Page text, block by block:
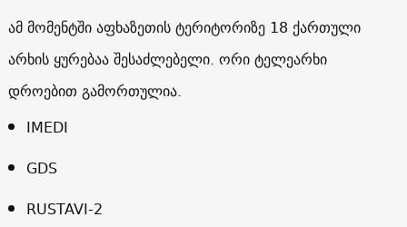
ამ მომენტში აფხაზეთის ტერიტორიზე 18 ქართული
არხის ყურებაა შესაძლებელი. ორი ტელეარხი
დროებით გამორთულია.
IMEDI
GDS
RUSTAVI-2